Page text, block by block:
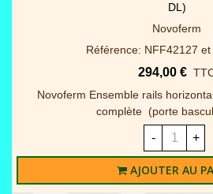
DL)
Novoferm
Référence: NFF42127
294,00 €
Novoferm Ensemble rails
complète (porte
- +
AJOUTER AU